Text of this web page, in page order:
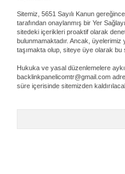
Sitemiz, 5651 Sayılı Kanun
tarafından onaylanmış bir Yer
sitedeki içerikleri proaktif olarak
bulunmamaktadır. Ancak, üyelerimiz
taşımakta olup, siteye üye olarak bu
Hukuka ve yasal düzenlemelere
backlinkpanelicomtr@gmail.com
süre içerisinde sitemizden